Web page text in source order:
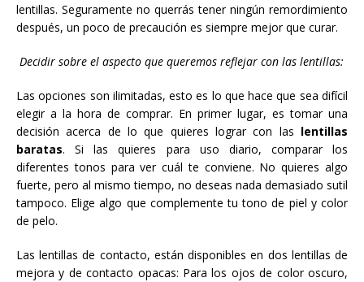
lentillas. Seguramente no querrás tener ningún remordimiento
después, un poco de precaución es siempre mejor que curar.
Decidir sobre el aspecto que queremos reflejar con las lentillas:
Las opciones son ilimitadas, esto es lo que hace que sea difícil
elegir a la hora de comprar. En primer lugar, es tomar una
decisión acerca de lo que quieres lograr con las lentillas
baratas. Si las quieres para uso diario, comparar los
diferentes tonos para ver cuál te conviene. No quieres algo
fuerte, pero al mismo tiempo, no deseas nada demasiado sutil
tampoco. Elige algo que complemente tu tono de piel y color
de pelo.
Las lentillas de contacto, están disponibles en dos lentillas de
mejora y de contacto opacas: Para los ojos de color oscuro,